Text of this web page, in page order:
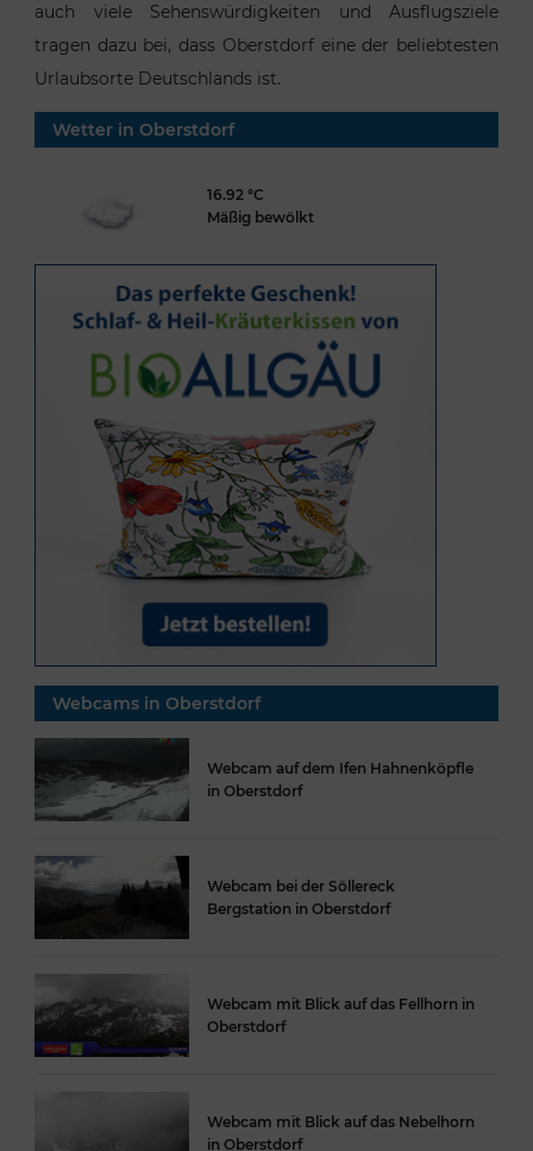
auch viele Sehenswürdigkeiten und Ausflugsziele
tragen dazu bei, dass Oberstdorf eine der beliebtesten
Urlaubsorte Deutschlands ist.
Wetter in Oberstdorf
16.92 °C
Mäßig bewölkt
Webcams in Oberstdorf
Webcam auf dem Ifen Hahnenköpfle
in Oberstdorf
Webcam bei der Söllereck
Bergstation in Oberstdorf
Webcam mit Blick auf das Fellhorn in
Oberstdorf
Webcam mit Blick auf das Nebelhorn
in Oberstdorf